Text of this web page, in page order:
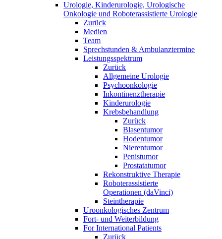
Urologie, Kinderurologie, Urologische
Onkologie und Roboterassistierte Urologie
Zurück
Medien
Team
Sprechstunden & Ambulanztermine
Leistungsspektrum
Zurück
Allgemeine Urologie
Psychoonkologie
Inkontinenztherapie
Kinderurologie
Krebsbehandlung
Zurück
Blasentumor
Hodentumor
Nierentumor
Penistumor
Prostatatumor
Rekonstruktive Therapie
Roboterassistierte
Operationen (daVinci)
Steintherapie
Uroonkologisches Zentrum
Fort- und Weiterbildung
For International Patients
Zurück